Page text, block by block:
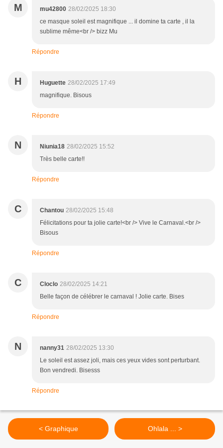
M mu42800 28/02/2025 18:30
ce masque soleil est magnifique ... il domine ta carte , il la
sublime même<br /> bizz Mu
Répondre
H Huguette 28/02/2025 17:49
magnifique. Bisous
Répondre
N Niunia18 28/02/2025 15:52
Très belle carte!!
Répondre
C Chantou 28/02/2025 15:48
Félicitations pour ta jolie carte!<br /> Vive le Carnaval.<br />
Bisous
Répondre
C Cloclo 28/02/2025 14:21
Belle façon de célébrer le carnaval ! Jolie carte. Bises
Répondre
N nanny31 28/02/2025 13:30
Le soleil est assez joli, mais ces yeux vides sont perturbant.
Bon vendredi. Bisesss
Répondre
< Graphique Ohlala ... >